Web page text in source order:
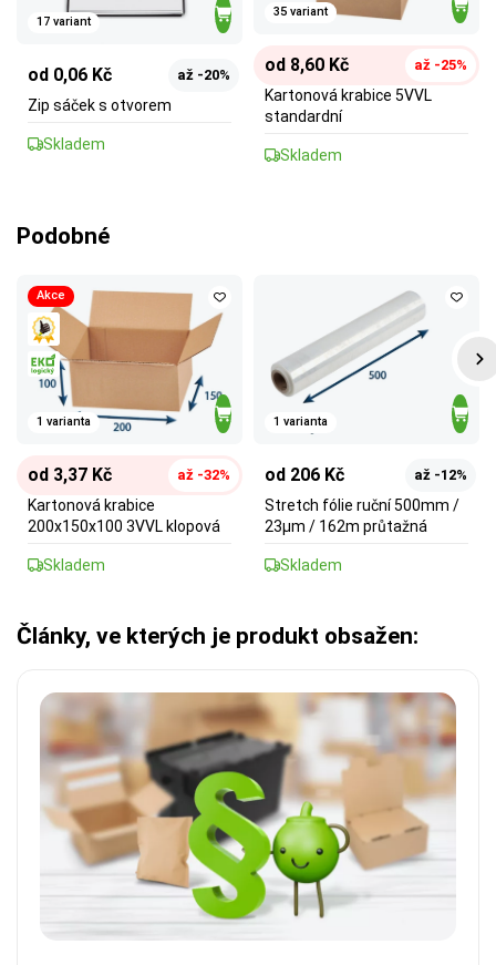
17 variant
od 0,06 Kč až -20%
Zip sáček s otvorem
Skladem
35 variant
od 8,60 Kč až -25%
Kartonová krabice 5VVL
standardní
Skladem
Podobné
Akce
1 varianta
od 3,37 Kč až -32%
Kartonová krabice
200x150x100 3VVL klopová
Skladem
1 varianta
od 206 Kč až -12%
Stretch fólie ruční 500mm /
23µm / 162m průtažná
Skladem
Články, ve kterých je produkt obsažen: